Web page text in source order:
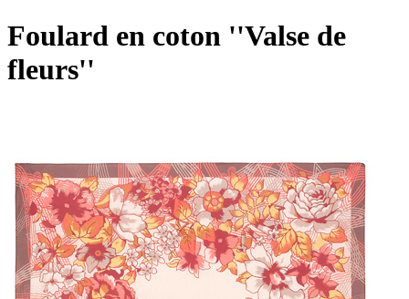
Foulard en coton ''Valse de
fleurs''